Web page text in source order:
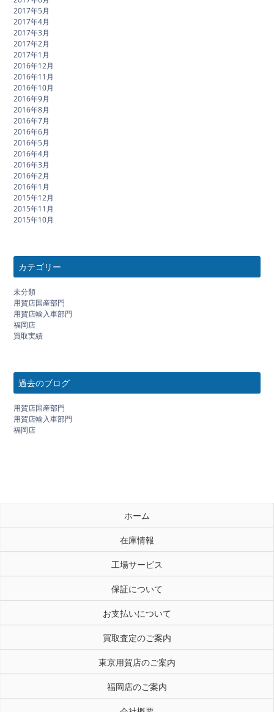
2017年5月
2017年4月
2017年3月
2017年2月
2017年1月
2016年12月
2016年11月
2016年10月
2016年9月
2016年8月
2016年7月
2016年6月
2016年5月
2016年4月
2016年3月
2016年2月
2016年1月
2015年12月
2015年11月
2015年10月
カテゴリー
未分類
用賀店国産部門
用賀店輸入車部門
福岡店
買取実績
過去のブログ
用賀店国産部門
用賀店輸入車部門
福岡店
ホーム
在庫情報
工場サービス
保証について
お支払いについて
買取査定のご案内
東京用賀店のご案内
福岡店のご案内